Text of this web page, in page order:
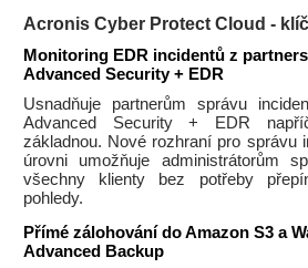
Acronis Cyber Protect Cloud -
Monitoring EDR incidentů z
Advanced Security + EDR
Usnadňuje partnerům správu
Advanced Security + EDR
základnou. Nové rozhraní pro správu
úrovni umožňuje administrátorům
všechny klienty bez potřeby
pohledy.
Přímé zálohování do Amazon S3 a
Advanced Backup